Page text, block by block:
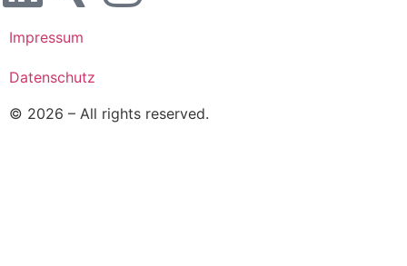
© 2026 – All rights reserved.
Datenschutz
Impressum